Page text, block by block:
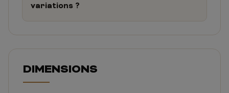
variations ?
DIMENSIONS